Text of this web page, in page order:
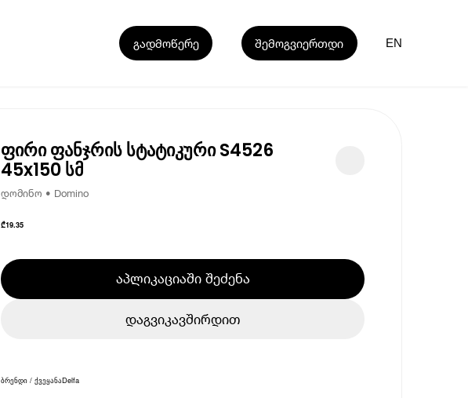
გადმოწერე შემოგვიერთდი EN
ფირი ფანჯრის სტატიკური S4526
45x150 სმ
დომინო • Domino
₾19.35
აპლიკაციაში შეძენა
დაგვიკავშირდით
ბრენდი / ქვეყანაDelfa